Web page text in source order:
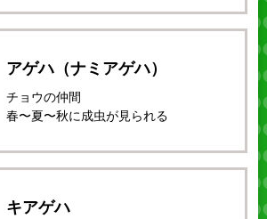
アゲハ（ナミアゲハ）
チョウの仲間
春〜夏〜秋に成虫が見られる
キアゲハ